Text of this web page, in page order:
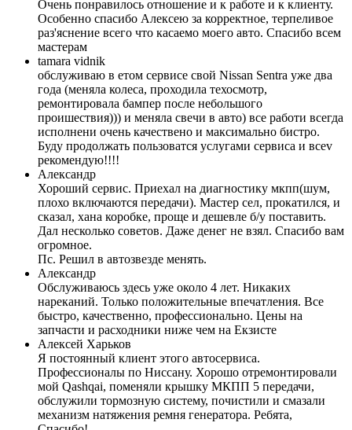
Очень понравилось отношение и к работе и к клиенту.
Особенно спасибо Алексею за корректное, терпеливое
раз'яснение всего что касаемо моего авто. Спасибо всем
мастерам
tamara vidnik
обслуживаю в етом сервисе свой Nissan Sentra уже два
года (меняла колеса, проходила техосмотр,
ремонтировала бампер после небольшого
проишествия))) и меняла свечи в авто) все работи всегда
исполнени очень качествено и максимально бистро.
Буду продолжать пользоватся услугами сервиса и всеv
рекомендую!!!!
Александр
Хороший сервис. Приехал на диагностику мкпп(шум,
плохо включаются передачи). Мастер сел, прокатился, и
сказал, хана коробке, проще и дешевле б/у поставить.
Дал несколько советов. Даже денег не взял. Спасибо вам
огромное.
Пс. Решил в автозвезде менять.
Александр
Обслуживаюсь здесь уже около 4 лет. Никаких
нареканий. Только положительные впечатления. Все
быстро, качественно, профессионально. Цены на
запчасти и расходники ниже чем на Екзисте
Алексей Харьков
Я постоянный клиент этого автосервиса.
Профессионалы по Ниссану. Хорошо отремонтировали
мой Qashqai, поменяли крышку МКПП 5 передачи,
обслужили тормозную систему, почистили и смазали
механизм натяжения ремня генератора. Ребята,